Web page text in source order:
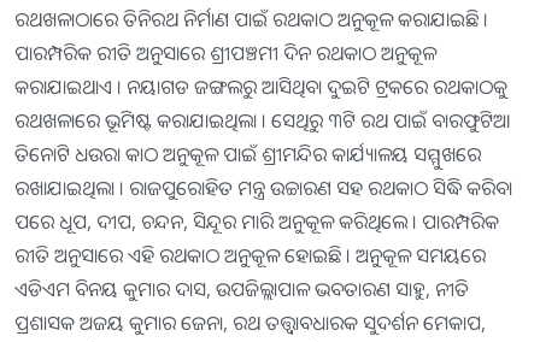
ରଥଖଳାଠାରେ ତିନିରଥ ନିର୍ମାଣ ପାଇଁ ରଥକାଠ ଅନୁକୂଳ କରାଯାଇଛି ।
ପାରମ୍ପରିକ ରୀତି ଅନୁସାରେ ଶ୍ରୀପଞ୍ଚମୀ ଦିନ ରଥକାଠ ଅନୁକୂଳ
କରାଯାଇଥାଏ । ନୟାଗଡ ଜଙ୍ଗଲରୁ ଆସିଥିବା ଦୁଇଟି ଟ୍ରକରେ ରଥକାଠକୁ
ରଥଖଳାରେ ଭୂମିଷ୍ଟ କରାଯାଇଥିଲା । ସେଥିରୁ ୩ଟି ରଥ ପାଇଁ ବାରଫୁଟିଆ
ତିନୋଟି ଧଉରା କାଠ ଅନୁକୂଳ ପାଇଁ ଶ୍ରୀମନ୍ଦିର କାର୍ଯ୍ୟାଳୟ ସମ୍ମୁଖରେ
ରଖାଯାଇଥିଲା । ରାଜପୁରୋହିତ ମନ୍ତ୍ର ଉଚ୍ଚାରଣ ସହ ରଥକାଠ ସିଦ୍ଧି କରିବା
ପରେ ଧୂପ, ଦୀପ, ଚନ୍ଦନ, ସିନ୍ଦୂର ମାରି ଅନୁକୂଳ କରିଥିଲେ । ପାରମ୍ପରିକ
ରୀତି ଅନୁସାରେ ଏହି ରଥକାଠ ଅନୁକୂଳ ହୋଇଛି । ଅନୁକୂଳ ସମୟରେ
ଏଡିଏମ ବିନୟ କୁମାର ଦାସ, ଉପଜିଲ୍ଲାପାଳ ଭବତାରଣ ସାହୁ, ନୀତି
ପ୍ରଶାସକ ଅଜୟ କୁମାର ଜେନା, ରଥ ତତ୍ତ୍ୱାବଧାରକ ସୁଦର୍ଶନ ମେକାପ,